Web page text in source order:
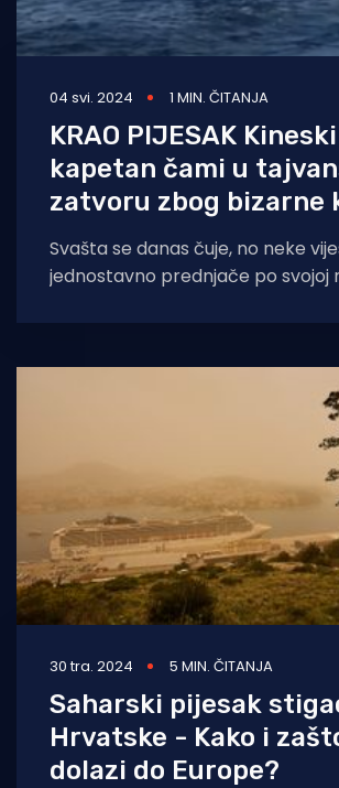
04 svi. 2024 1 MIN. ČITANJA
KRAO PIJESAK Kineski
kapetan čami u
zatvoru zbog bizarne
Svašta se danas čuje, no neke
jednostavno prednjače po svojoj
30 tra. 2024 5 MIN. ČITANJA
Saharski pijesak
Hrvatske - Kako i
dolazi do Europe?